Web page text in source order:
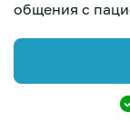
общения с